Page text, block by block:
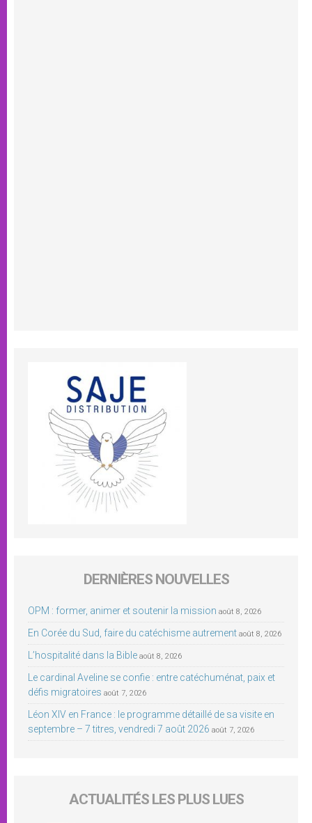
DERNIÈRES NOUVELLES
OPM : former, animer et soutenir la mission août 8, 2026
En Corée du Sud, faire du catéchisme autrement août 8, 2026
L’hospitalité dans la Bible août 8, 2026
Le cardinal Aveline se confie : entre catéchuménat, paix et
défis migratoires août 7, 2026
Léon XIV en France : le programme détaillé de sa visite en
septembre – 7 titres, vendredi 7 août 2026 août 7, 2026
ACTUALITÉS LES PLUS LUES